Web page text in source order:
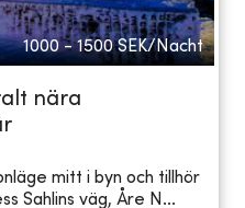
1000 - 1500 SEK/Nacht
nära
mitt i byn och tillhör
Sahlins väg, Åre N...